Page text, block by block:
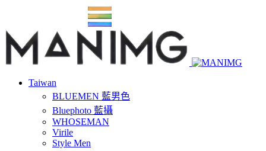
Taiwan
BLUEMEN 藍男色
Bluephoto 藍攝
WHOSEMAN
Virile
Style Men